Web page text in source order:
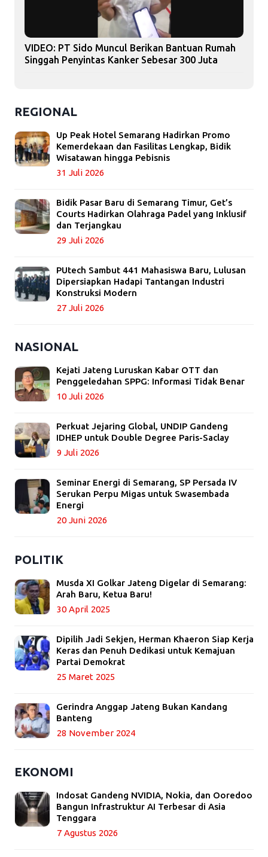
VIDEO: PT Sido Muncul Berikan Bantuan Rumah
Singgah Penyintas Kanker Sebesar 300 Juta
REGIONAL
Up Peak Hotel Semarang Hadirkan Promo
Kemerdekaan dan Fasilitas Lengkap, Bidik
Wisatawan hingga Pebisnis
31 Juli 2026
Bidik Pasar Baru di Semarang Timur, Get’s
Courts Hadirkan Olahraga Padel yang Inklusif
dan Terjangkau
29 Juli 2026
PUtech Sambut 441 Mahasiswa Baru, Lulusan
Dipersiapkan Hadapi Tantangan Industri
Konstruksi Modern
27 Juli 2026
NASIONAL
Kejati Jateng Luruskan Kabar OTT dan
Penggeledahan SPPG: Informasi Tidak Benar
10 Juli 2026
Perkuat Jejaring Global, UNDIP Gandeng
IDHEP untuk Double Degree Paris-Saclay
9 Juli 2026
Seminar Energi di Semarang, SP Persada IV
Serukan Perpu Migas untuk Swasembada
Energi
20 Juni 2026
POLITIK
Musda XI Golkar Jateng Digelar di Semarang:
Arah Baru, Ketua Baru!
30 April 2025
Dipilih Jadi Sekjen, Herman Khaeron Siap Kerja
Keras dan Penuh Dedikasi untuk Kemajuan
Partai Demokrat
25 Maret 2025
Gerindra Anggap Jateng Bukan Kandang
Banteng
28 November 2024
EKONOMI
Indosat Gandeng NVIDIA, Nokia, dan Ooredoo
Bangun Infrastruktur AI Terbesar di Asia
Tenggara
7 Agustus 2026